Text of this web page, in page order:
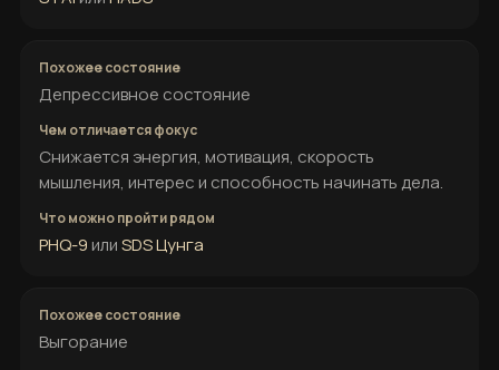
Депрессивное состояние
Снижается энергия, мотивация, скорость
мышления, интерес и способность начинать дела.
PHQ-9илиSDS Цунга
Выгорание